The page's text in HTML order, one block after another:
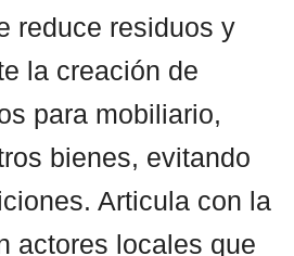
reduce residuos y
la creación de
para mobiliario,
bienes, evitando
Articula con la
actores locales que